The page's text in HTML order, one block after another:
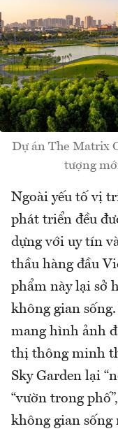
Dự án The Matrix
tượng
Ngoài yếu tố vị
phát triển đều
dựng với uy tín
thầu hàng đầu
phẩm này lại sở
không gian
mang hình ảnh
thị thông minh
Sky Garden lại
“vườn trong
không gian sống